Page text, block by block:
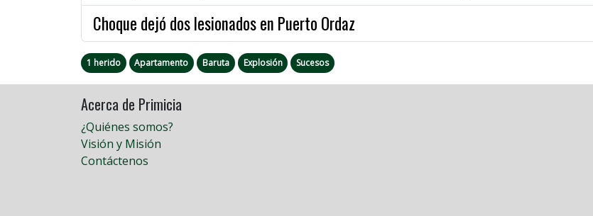
Choque dejó dos lesionados en Puerto Ordaz
1 herido Apartamento Baruta Explosión Sucesos
Acerca de Primicia
¿Quiénes somos?
Visión y Misión
Contáctenos